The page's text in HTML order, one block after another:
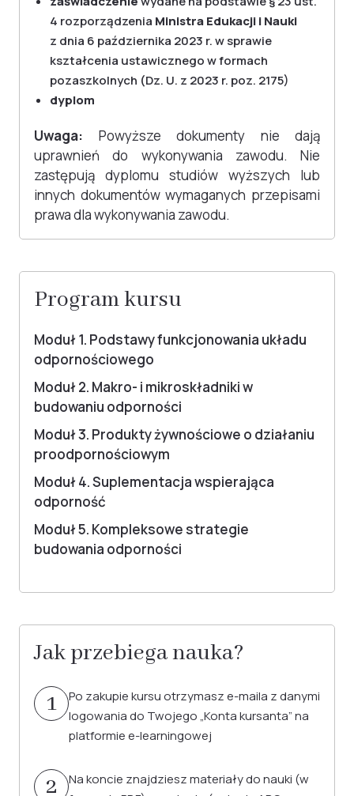
4 rozporządzenia Ministra Edukacji i Nauki
z dnia 6 października 2023 r. w sprawie
kształcenia ustawicznego w formach
pozaszkolnych (Dz. U. z 2023 r. poz. 2175)
dyplom
Uwaga: Powyższe dokumenty nie dają
uprawnień do wykonywania zawodu. Nie
zastępują dyplomu studiów wyższych lub
innych dokumentów wymaganych przepisami
prawa dla wykonywania zawodu.
Program kursu
Moduł 1. Podstawy funkcjonowania układu
odpornościowego
Moduł 2. Makro- i mikroskładniki w
budowaniu odporności
Moduł 3. Produkty żywnościowe o działaniu
proodpornościowym
Moduł 4. Suplementacja wspierająca
odporność
Moduł 5. Kompleksowe strategie
budowania odporności
Jak przebiega nauka?
1
Po zakupie kursu otrzymasz e-maila z danymi
logowania do Twojego „Konta kursanta” na
platformie e-learningowej
2
Na koncie znajdziesz materiały do nauki (w